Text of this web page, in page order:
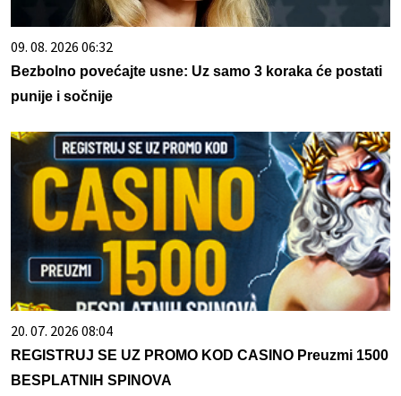
09. 08. 2026 06:32
Bezbolno povećajte usne: Uz samo 3 koraka će postati
punije i sočnije
20. 07. 2026 08:04
REGISTRUJ SE UZ PROMO KOD CASINO Preuzmi 1500
BESPLATNIH SPINOVA